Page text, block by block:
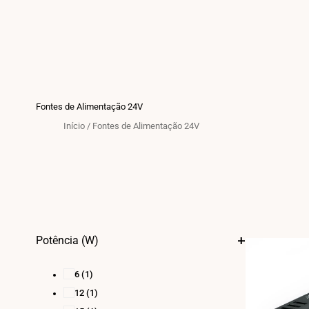
Fontes de Alimentação 24V
Início / Fontes de Alimentação 24V
Potência (W)
6 (1)
12 (1)